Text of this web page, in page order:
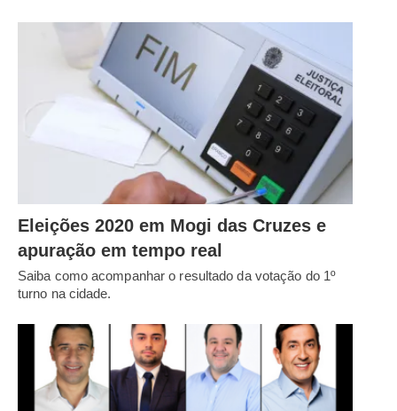
Eleições 2020 em Mogi das Cruzes e
apuração em tempo real
Saiba como acompanhar o resultado da votação do 1º
turno na cidade.